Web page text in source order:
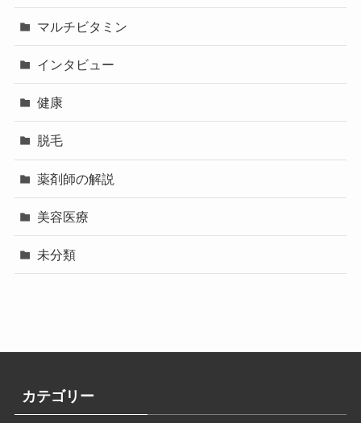
マルチビタミン
インタビュー
健康
脱毛
薬剤師の解説
美容医療
未分類
カテゴリー